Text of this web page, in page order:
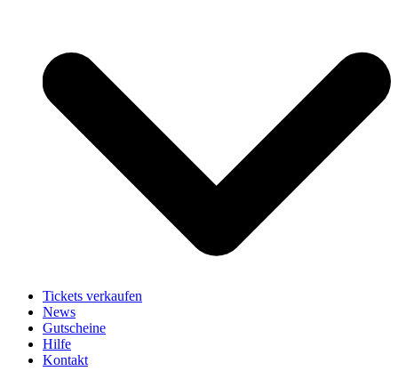
Tickets verkaufen
News
Gutscheine
Hilfe
Kontakt